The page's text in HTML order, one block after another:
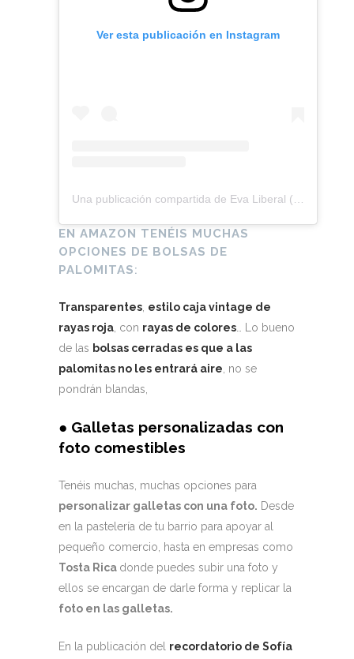
Ver esta publicación en Instagram
Una publicación compartida de Eva Liberal (@acuarelaseva_liberal)
EN AMAZON TENÉIS MUCHAS
OPCIONES DE BOLSAS DE
PALOMITAS:
Transparentes, estilo caja vintage de
rayas roja, con rayas de colores… Lo bueno
de las bolsas cerradas es que a las
palomitas no les entrará aire, no se
pondrán blandas,
● Galletas personalizadas con
foto comestibles
Tenéis muchas, muchas opciones para
personalizar galletas con una foto. Desde
en la pastelería de tu barrio para apoyar al
pequeño comercio, hasta en empresas como
Tosta Rica donde puedes subir una foto y
ellos se encargan de darle forma y replicar la
foto en las galletas.
En la publicación del recordatorio de Sofía